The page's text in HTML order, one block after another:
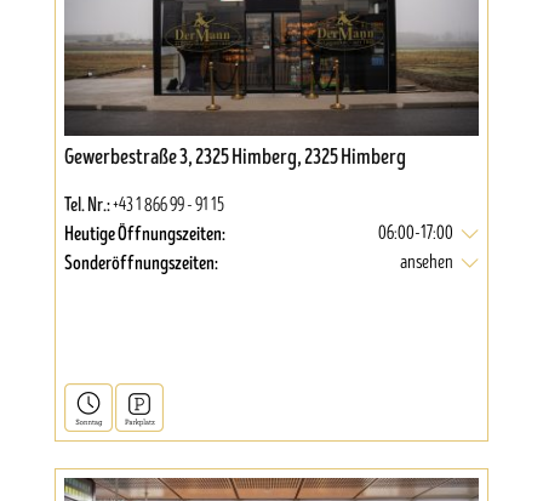
Gewerbestraße 3, 2325 Himberg, 2325 Himberg
Tel. Nr.:+43 1 866 99 - 91 15
Heutige Öffnungszeiten: 06:00-17:00
Sonderöffnungszeiten: ansehen